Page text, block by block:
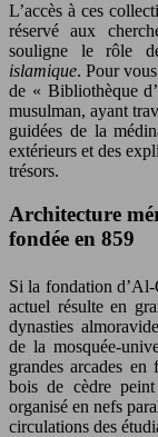
L’accès à ces
réservé aux
souligne le rôle
islamique. Pour
de « Bibliothèque
musulman, ayant
guidées de la
extérieurs et des
trésors.
Architecture
fondée en 859
Si la fondation
actuel résulte en
dynasties
de la mosquée-
grandes arcades
bois de cèdre
organisé en nefs
circulations des